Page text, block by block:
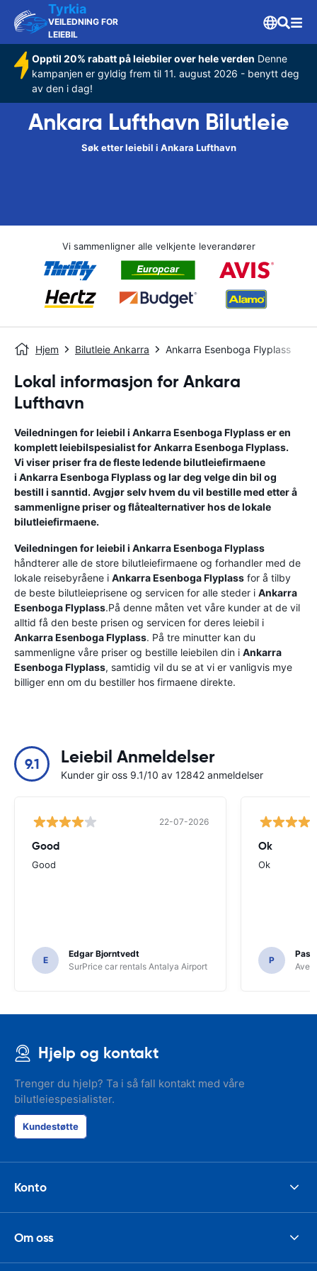
Tyrkia
VEILEDNING FOR
LEIEBIL
Opptil 20% rabatt på leiebiler over hele verden Denne
kampanjen er gyldig frem til 11. august 2026 - benytt deg
av den i dag!
Ankara Lufthavn Bilutleie
Søk etter leiebil i Ankara Lufthavn
Vi sammenligner alle velkjente leverandører
Hjem Bilutleie Ankarra Ankarra Esenboga Flyplass
Lokal informasjon for Ankara
Lufthavn
Veiledningen for leiebil i Ankarra Esenboga Flyplasser en
komplett leiebilspesialist forAnkarra Esenboga Flyplass.
Vi viser priser fra de fleste ledende bilutleiefirmaene
i Ankarra Esenboga Flyplassog lar deg velge din bil og
bestill i sanntid. Avgjør selv hvem du vil bestille med etter å
sammenligne priser og flåtealternativer hos de lokale
bilutleiefirmaene.
Veiledningen for leiebil i Ankarra Esenboga Flyplass
håndterer alle de store bilutleiefirmaene og forhandler med de
lokale reisebyråene i Ankarra Esenboga Flyplass for å tilby
de beste bilutleieprisene og servicen for alle steder i Ankarra
Esenboga Flyplass.På denne måten vet våre kunder at de vil
alltid få den beste prisen og servicen for deres leiebil i
Ankarra Esenboga Flyplass. På tre minutter kan du
sammenligne våre priser og bestille leiebilen din i Ankarra
Esenboga Flyplass, samtidig vil du se at vi er vanligvis mye
billiger enn om du bestiller hos firmaene direkte.
9.1 Leiebil Anmeldelser
Kunder gir oss 9.1/10 av 12842 anmeldelser
22-07-2026
Good
Good
E
Edgar Bjorntvedt
SurPrice car rentals Antalya Airport
Ok
Ok
P
Avec
Hjelp og kontakt
Trenger du hjelp? Ta i så fall kontakt med våre
bilutleiespesialister.
Kundestøtte
Konto
Om oss